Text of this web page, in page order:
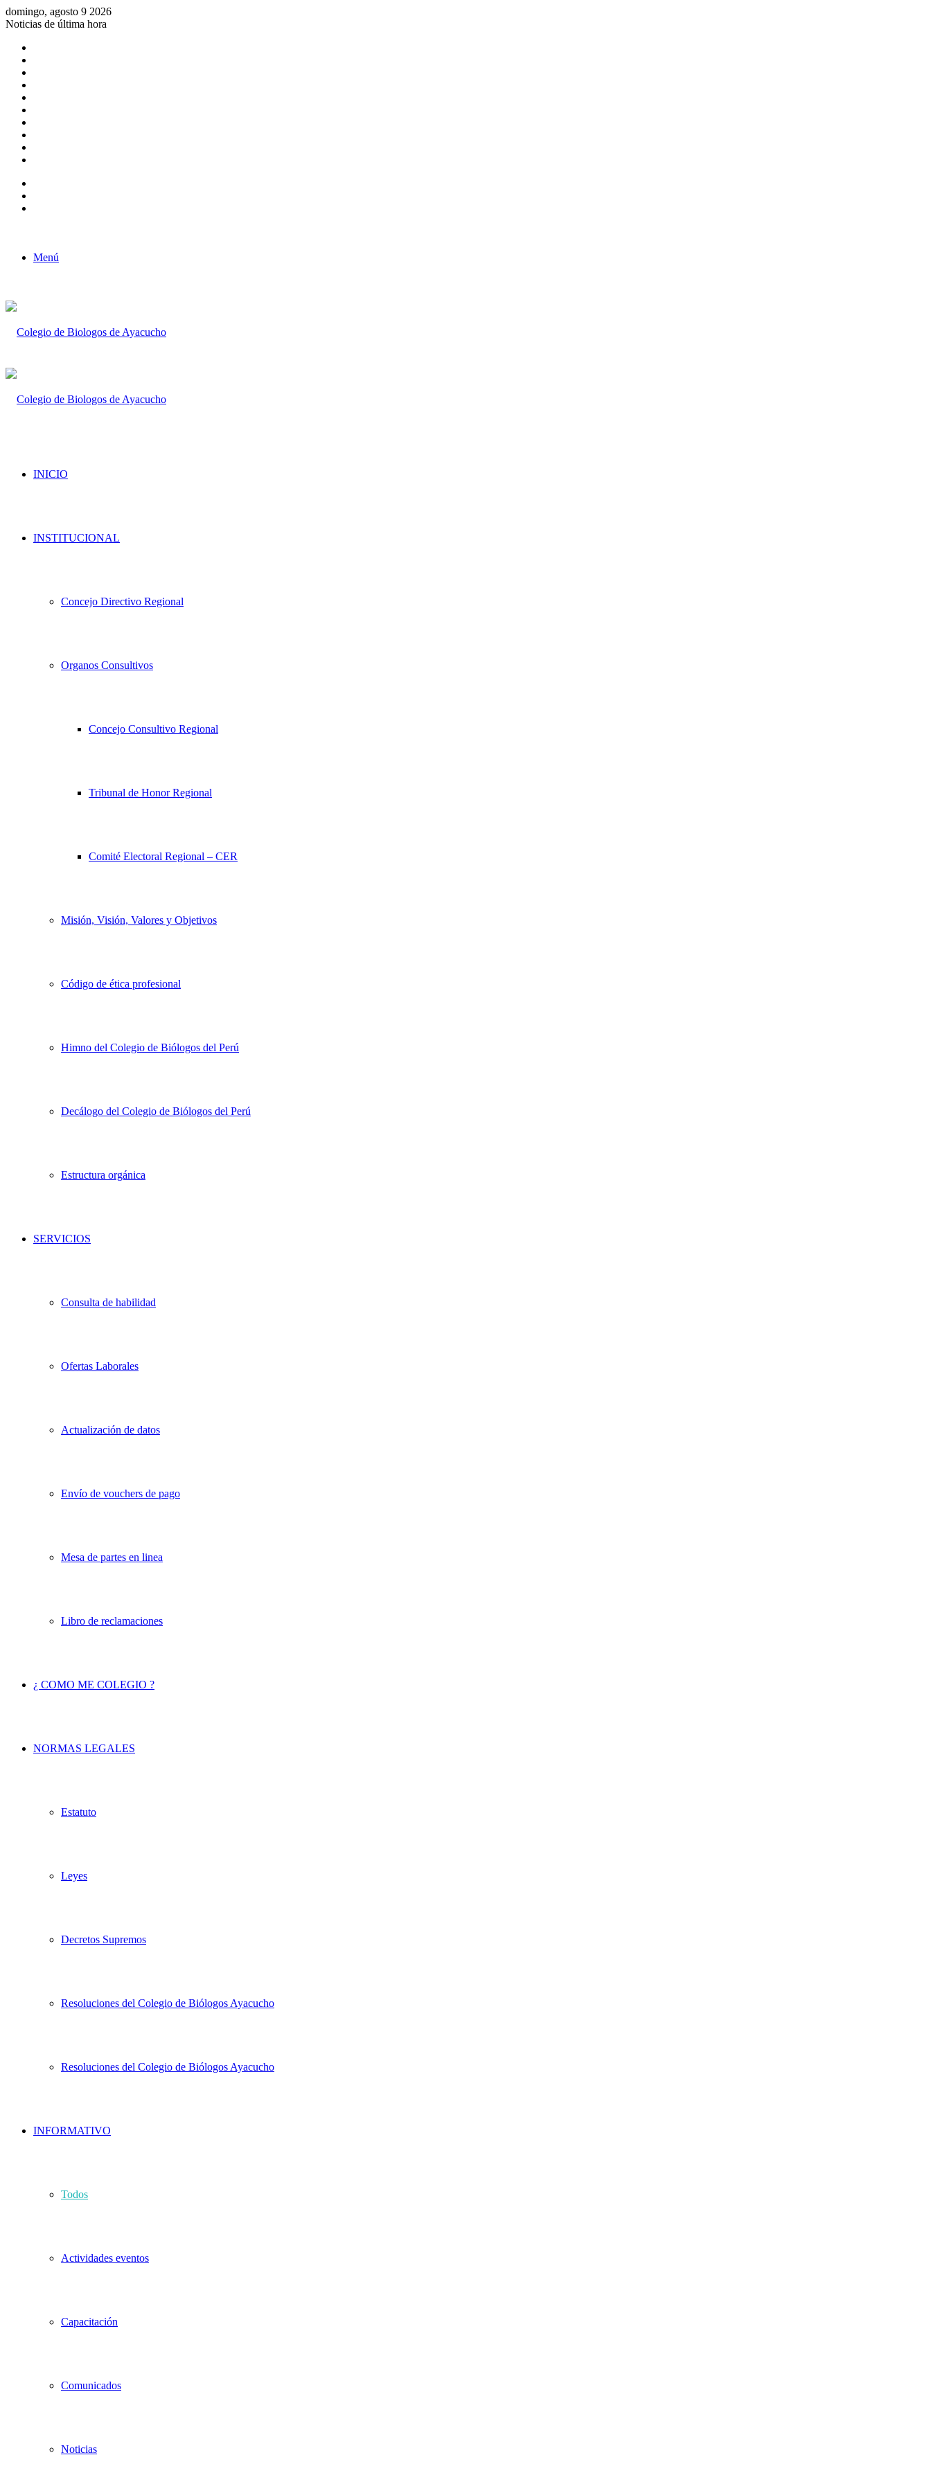
domingo, agosto 9 2026
Noticias de última hora
Menú
INICIO
INSTITUCIONAL
Concejo Directivo Regional
Organos Consultivos
Concejo Consultivo Regional
Tribunal de Honor Regional
Comité Electoral Regional – CER
Misión, Visión, Valores y Objetivos
Código de ética profesional
Himno del Colegio de Biólogos del Perú
Decálogo del Colegio de Biólogos del Perú
Estructura orgánica
SERVICIOS
Consulta de habilidad
Ofertas Laborales
Actualización de datos
Envío de vouchers de pago
Mesa de partes en linea
Libro de reclamaciones
¿ COMO ME COLEGIO ?
NORMAS LEGALES
Estatuto
Leyes
Decretos Supremos
Resoluciones del Colegio de Biólogos Ayacucho
Resoluciones del Colegio de Biólogos Ayacucho
INFORMATIVO
Todos
Actividades eventos
Capacitación
Comunicados
Noticias